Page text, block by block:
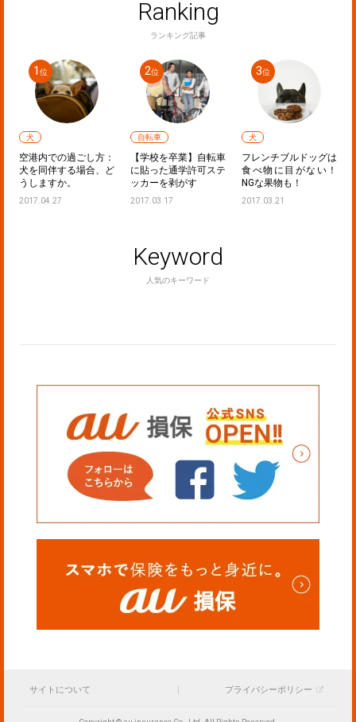
Ranking
ランキング記事
犬
空港内での過ごし方：
犬を同伴する場合、ど
うしますか。
2017.04.27
自転車
【学校を卒業】自転車
に貼った通学許可ステ
ッカーを剥がす
2017.03.17
犬
フレンチブルドッグは
食べ物に目がない！
NGな果物も！
2017.03.21
Keyword
人気のキーワード
サイトについて プライバシーポリシー